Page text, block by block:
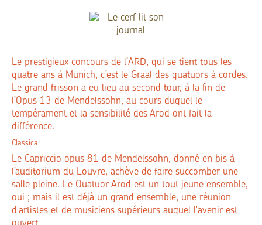
Le prestigieux concours de l’ARD, qui se tient tous les
quatre ans à Munich, c’est le Graal des quatuors à cordes.
Le grand frisson a eu lieu au second tour, à la fin de
l’Opus 13 de Mendelssohn, au cours duquel le
tempérament et la sensibilité des Arod ont fait la
différence.
Classica
Le Capriccio opus 81 de Mendelssohn, donné en bis à
l’auditorium du Louvre, achève de faire succomber une
salle pleine. Le Quatuor Arod est un tout jeune ensemble,
oui ; mais il est déjà un grand ensemble, une réunion
d'artistes et de musiciens supérieurs auquel l'avenir est